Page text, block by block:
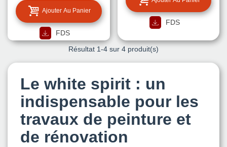
Ajouter Au Panier
FDS
FDS
Résultat 1-4 sur 4 produit(s)
Le white spirit : un
indispensable pour les
travaux de peinture et
de rénovation